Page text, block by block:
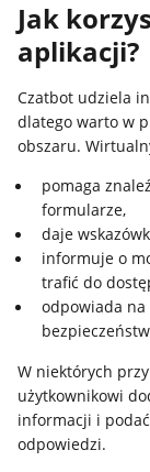
Jak
aplikacji?
Czatbot udziela
dlatego warto w
obszaru.
pomaga
formularze,
daje
informuje o
trafić do
odpowiada
W niektórych
użytkownikowi
informacji i
odpowiedzi.